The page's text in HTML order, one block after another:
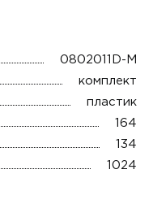
0802011D-М
комплект
пластик
164
134
1024